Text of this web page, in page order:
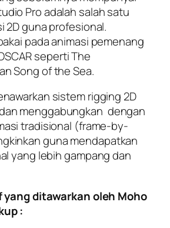
Pro adalah salah satu
2D guna profesional.
pada animasi pemenang
seperti The
Song of the Sea.
sistem rigging 2D
menggabungkan dengan
tradisional (frame-by-
guna mendapatkan
yang lebih gampang dan
ditawarkan oleh Moho
: